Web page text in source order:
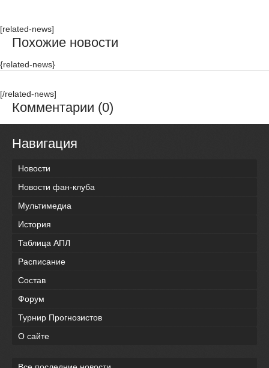
[related-news]
Похожие новости
{related-news}
[/related-news]
Комментарии (0)
Навигация
Новости
Новости фан-клуба
Мультимедиа
История
Таблица АПЛ
Расписание
Состав
Форум
Турнир Прогнозистов
О сайте